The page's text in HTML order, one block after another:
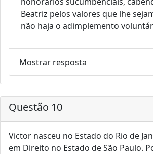
Beatriz pelos valores que lhe
não haja o adimplemento
Mostrar resposta
Questão 10
Victor nasceu no Estado do Rio de
em Direito no Estado de São Paulo.